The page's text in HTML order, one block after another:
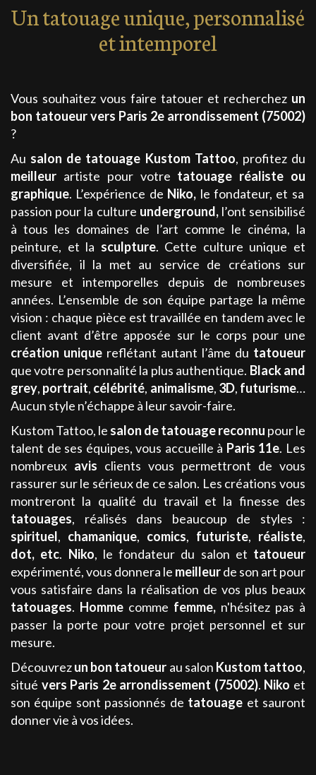
Un tatouage unique, personnalisé
et intemporel
Vous souhaitez vous faire tatouer et recherchez un
bon tatoueurvers Paris 2e arrondissement (75002)
?
Au salon de tatouage Kustom Tattoo, profitez du
meilleur artiste pour votre tatouage réaliste ou
graphique. L’expérience de Niko, le fondateur, et sa
passion pour la culture underground, l’ont sensibilisé
à tous les domaines de l’art comme le cinéma, la
peinture, et la sculpture. Cette culture unique et
diversifiée, il la met au service de créations sur
mesure et intemporelles depuis de nombreuses
années. L’ensemble de son équipe partage la même
vision : chaque pièce est travaillée en tandem avec le
client avant d’être apposée sur le corps pour une
création unique reflétant autant l’âme du tatoueur
que votre personnalité la plus authentique. Black and
grey, portrait, célébrité, animalisme, 3D, futurisme…
Aucun style n’échappe à leur savoir-faire.
Kustom Tattoo, le salon de tatouagereconnu pour le
talent de ses équipes, vous accueille à Paris 11e. Les
nombreux avis clients vous permettront de vous
rassurer sur le sérieux de ce salon. Les créations vous
montreront la qualité du travail et la finesse des
tatouages, réalisés dans beaucoup de styles :
spirituel, chamanique, comics, futuriste, réaliste,
dot, etc. Niko, le fondateur du salon et tatoueur
expérimenté, vous donnera le meilleurde son art pour
vous satisfaire dans la réalisation de vos plus beaux
tatouages. Homme comme femme, n'hésitez pas à
passer la porte pour votre projet personnel et sur
mesure.
Découvrezun bon tatoueur au salon Kustom tattoo,
situé vers Paris 2e arrondissement (75002). Niko et
son équipe sont passionnés de tatouage et sauront
donner vie à vos idées.